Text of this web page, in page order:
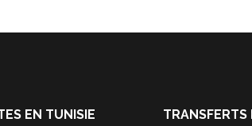
EN TUNISIE TRANSFERTS